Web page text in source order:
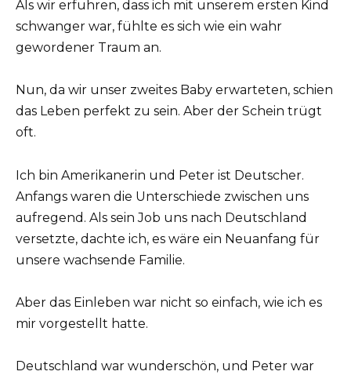
Als wir erfuhren, dass ich mit unserem ersten Kind
schwanger war, fühlte es sich wie ein wahr
gewordener Traum an.
Nun, da wir unser zweites Baby erwarteten, schien
das Leben perfekt zu sein. Aber der Schein trügt
oft.
Ich bin Amerikanerin und Peter ist Deutscher.
Anfangs waren die Unterschiede zwischen uns
aufregend. Als sein Job uns nach Deutschland
versetzte, dachte ich, es wäre ein Neuanfang für
unsere wachsende Familie.
Aber das Einleben war nicht so einfach, wie ich es
mir vorgestellt hatte.
Deutschland war wunderschön, und Peter war